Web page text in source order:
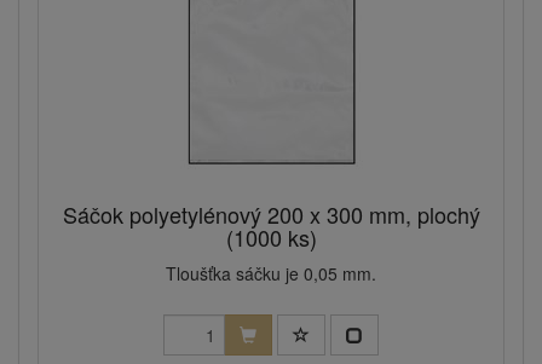
Sáčok polyetylénový 200 x 300 mm, plochý
(1000 ks)
Tloušťka sáčku je 0,05 mm.